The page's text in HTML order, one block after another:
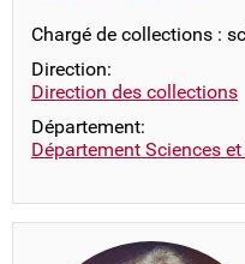
Chargé de collections :
Direction:
Direction des collections
Département:
Département Sciences